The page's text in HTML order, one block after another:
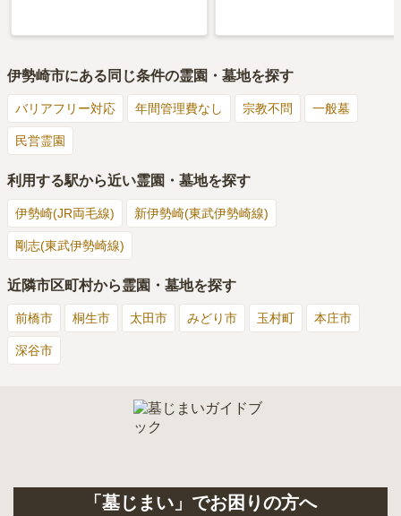
伊勢崎市にある同じ条件の霊園・墓地を探す
バリアフリー対応 年間管理費なし 宗教不問 一般墓
民営霊園
利用する駅から近い霊園・墓地を探す
伊勢崎(JR両毛線) 新伊勢崎(東武伊勢崎線)
剛志(東武伊勢崎線)
近隣市区町村から霊園・墓地を探す
前橋市 桐生市 太田市 みどり市 玉村町 本庄市
深谷市
「墓じまい」でお困りの方へ